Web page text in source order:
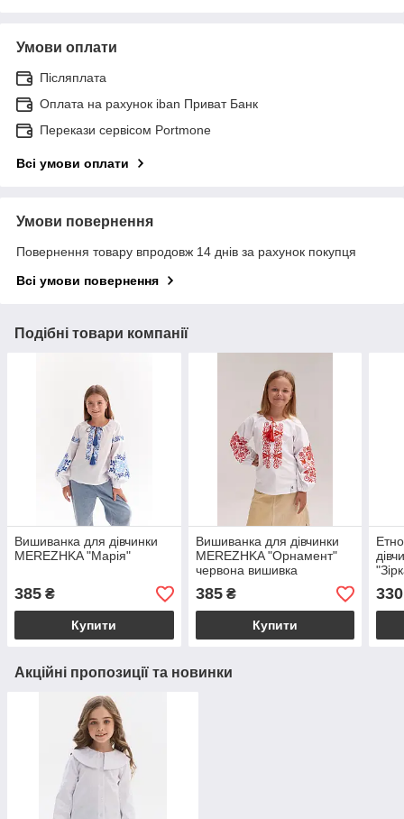
Умови оплати
Післяплата
Оплата на рахунок iban Приват Банк
Перекази сервісом Portmone
Всі умови оплати
Умови повернення
Повернення товару впродовж 14 днів за рахунок покупця
Всі умови повернення
Подібні товари компанії
Вишиванка для дівчинки
MEREZHKA "Марія"
385 ₴
Купити
Вишиванка для дівчинки
MEREZHKA "Орнамент"
червона вишивка
385₴
Купити
330
Акційні пропозиції та новинки